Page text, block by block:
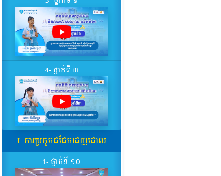
4- ថ្នាក់ទី ៣
I- ការប្រកួតជជែកដេញដោល
1- ថ្នាក់ទី ១០